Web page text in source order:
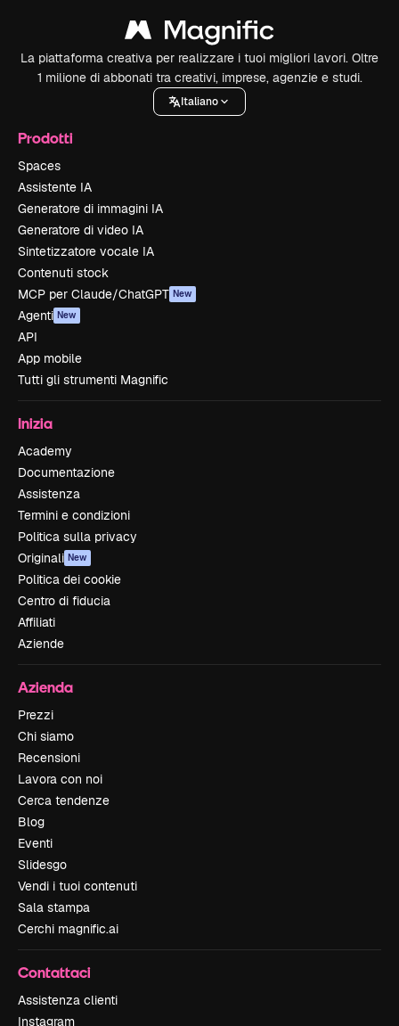
La piattaforma creativa per realizzare i tuoi migliori lavori. Oltre
1 milione di abbonati tra creativi, imprese, agenzie e studi.
Italiano
Prodotti
Spaces
Assistente IA
Generatore di immagini IA
Generatore di video IA
Sintetizzatore vocale IA
Contenuti stock
MCP per Claude/ChatGPT New
Agenti New
API
App mobile
Tutti gli strumenti Magnific
Inizia
Academy
Documentazione
Assistenza
Termini e condizioni
Politica sulla privacy
Originali New
Politica dei cookie
Centro di fiducia
Affiliati
Aziende
Azienda
Prezzi
Chi siamo
Recensioni
Lavora con noi
Cerca tendenze
Blog
Eventi
Slidesgo
Vendi i tuoi contenuti
Sala stampa
Cerchi magnific.ai
Contattaci
Assistenza clienti
Instagram